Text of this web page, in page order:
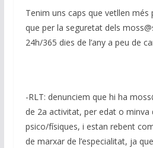
Tenim uns caps que vetllen més
que per la seguretat dels
24h/365 dies de l’any a peu de
-RLT: denunciem que hi ha
de 2a activitat, per edat o minva
psico/físiques, i estan rebent
de marxar de l’especialitat, ja